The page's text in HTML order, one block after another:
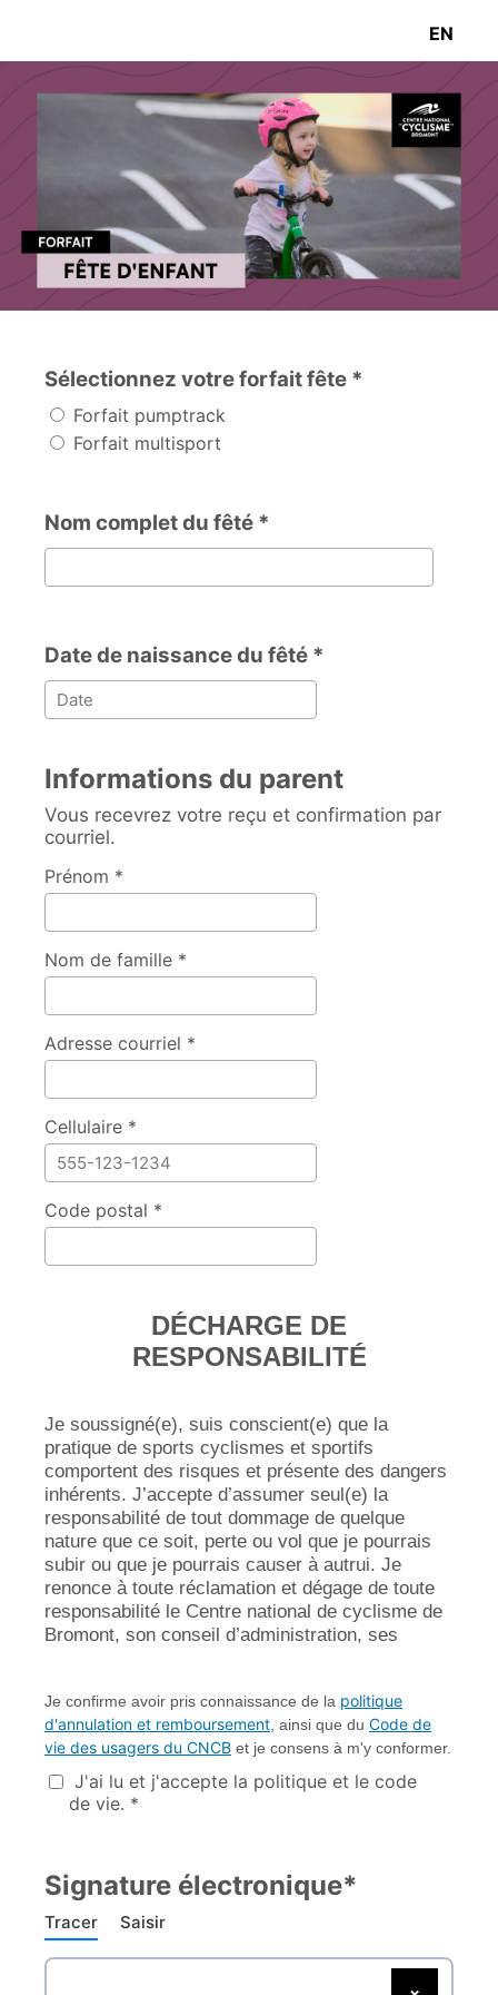
EN
Sélectionnez votre forfait fête *
Forfait pumptrack
Forfait multisport
Nom complet du fêté *
Nom complet du fêté
Date de naissance du fêté *
Informations du parent
Vous recevrez votre reçu et confirmation par
courriel.
Prénom *
Nom de famille *
Adresse courriel *
Cellulaire *
Code postal *
DÉCHARGE DE
RESPONSABILITÉ
Je soussigné(e), suis conscient(e) que la
pratique de sports cyclismes et sportifs
comportent des risques et présente des dangers
inhérents. J’accepte d’assumer seul(e) la
responsabilité de tout dommage de quelque
nature que ce soit, perte ou vol que je pourrais
subir ou que je pourrais causer à autrui. Je
renonce à toute réclamation et dégage de toute
responsabilité le Centre national de cyclisme de
Bromont, son conseil d’administration, ses
Reconnaissance des risques: Je
reconnais et comprend que toutes activités
effectuées au Centre National de Cyclisme
de Bromont, tel que, mais sans limitation;
les activités associées aux installations
dangers considérables. Le Centre National
de Cyclisme de Bromont prend des
mesures raisonnables et responsables pour
vous fournir des instructions appropriées,
Je confirme avoir pris connaissance de la politique
d'annulation et remboursement , ainsi que du Code de
vie des usagers du CNCB et je consens à m'y conformer.
J'ai lu et j'accepte la politique et le code
de vie. *
Signature électronique*
Tracer Saisir